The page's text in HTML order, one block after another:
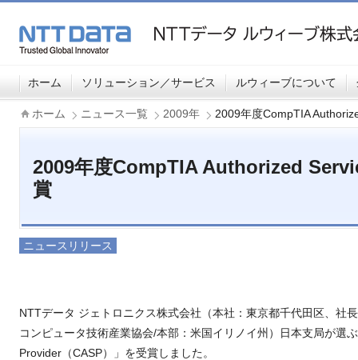
ホーム ソリューション／サービス ルウィーブについて
ホーム ニュース一覧 2009年 2009年度CompTIA
2009年度CompTIA Authorized
賞
ニュースリリース
NTTデータ ジェトロニクス株式会社（本社：東京都千代田区、社
コンピュータ技術産業協会/本部：米国イリノイ州）日本支局が選
Provider（CASP）」を受賞しました。